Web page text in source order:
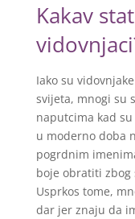
Kakav
Iako su
svijeta, mnogi su
naputcima kad
u moderno doba
pogrdnim
boje obratiti
Usprkos tome,
dar jer znaju da